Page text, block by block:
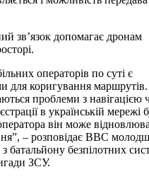
зв’язок допомагає дронам
операторів по суті є
для коригування
проблеми з навігацією
в українській мережі
він може
– розповідає BBC
батальйону безпілотних
ЗСУ.